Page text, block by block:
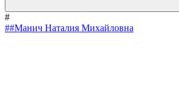
#
##Манич Наталия Михайловна